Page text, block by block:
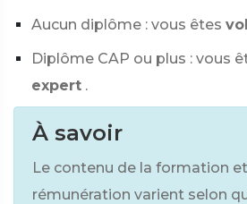
Aucun diplôme : vous êtes
Diplôme CAP ou plus : vous
expert .
À savoir
Le contenu de la formation
rémunération varient selon